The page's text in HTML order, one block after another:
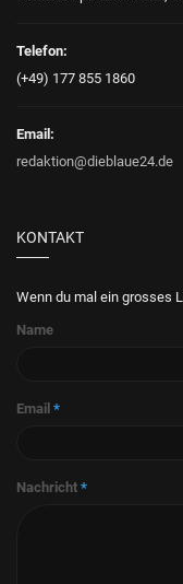
Telefon:
(+49) 177 855 1860
Email:
redaktion@dieblaue24.de
KONTAKT
Wenn du mal ein grosses
Name
Email *
Nachricht *